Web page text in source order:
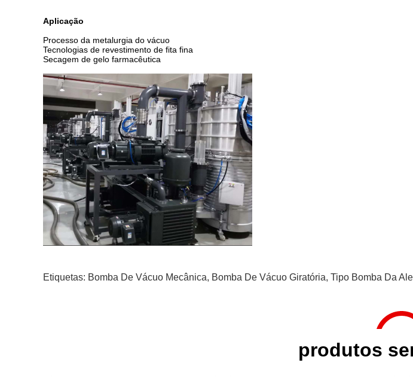
Aplicação
Processo da metalurgia do vácuo
Tecnologias de revestimento de fita fina
Secagem de gelo farmacêutica
Etiquetas: Bomba De Vácuo Mecânica, Bomba De Vácuo Giratória, Tipo Bomba Da
produtos